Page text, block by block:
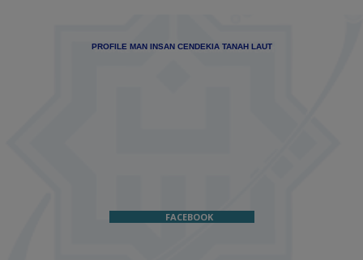
PROFILE MAN INSAN CENDEKIA TANAH LAUT
FACEBOOK